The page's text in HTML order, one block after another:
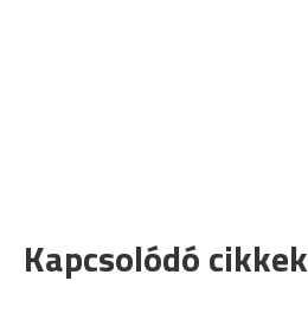
Kapcsolódó cikkek